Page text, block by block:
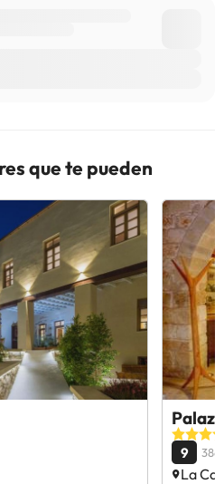
que te pueden
9 386
La